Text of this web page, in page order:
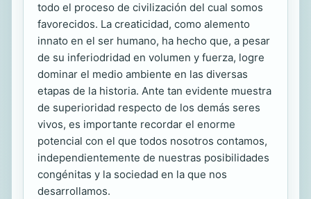
todo el proceso de civilización del cual somos
favorecidos. La creaticidad, como alemento
innato en el ser humano, ha hecho que, a pesar
de su inferiodridad en volumen y fuerza, logre
dominar el medio ambiente en las diversas
etapas de la historia. Ante tan evidente muestra
de superioridad respecto de los demás seres
vivos, es importante recordar el enorme
potencial con el que todos nosotros contamos,
independientemente de nuestras posibilidades
congénitas y la sociedad en la que nos
desarrollamos.